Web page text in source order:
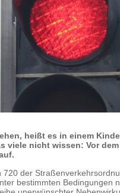
heißt es in einem
viele nicht wissen: Vor
der
bestimmten Bedingungen